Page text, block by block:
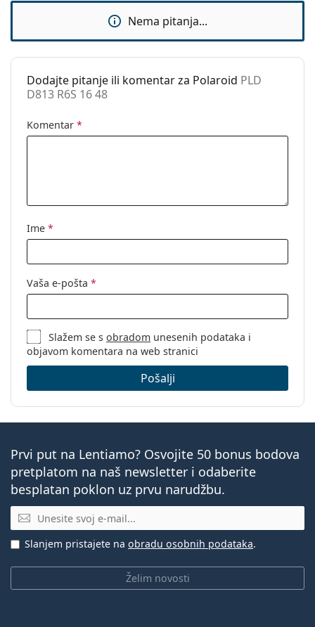
Ne
Kutijica:
Ne
čišćenje:
Da
Ostalo
Spol:
Dječje
Nema pitanja...
Dodajte pitanje ili komentar za Polaroid PLD
D813 R6S 16 48
Komentar *
Ime *
Vaša e-pošta *
Slažem se sobradom unesenih podataka i
objavom komentara na web stranici
Pošalji
Prvi put na Lentiamo? Osvojite 50 bonus bodova
pretplatom na naš newsletter i odaberite
besplatan poklon uz prvu narudžbu.
E-mail
Želim novosti
Slanjem pristajete na obradu osobnih podataka.